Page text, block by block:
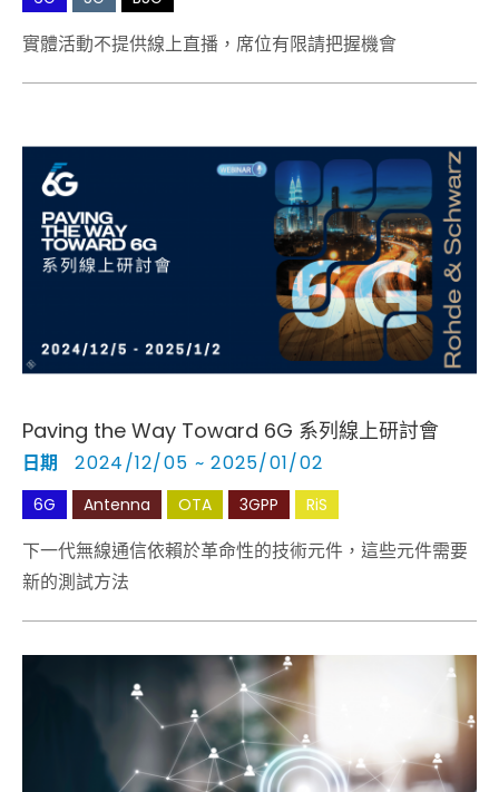
實體活動不提供線上直播，席位有限請把握機會
Paving the Way Toward 6G 系列線上研討會
日期 2024/12/05 ~ 2025/01/02
6G Antenna OTA 3GPP RiS
下一代無線通信依賴於革命性的技術元件，這些元件需要
新的測試方法